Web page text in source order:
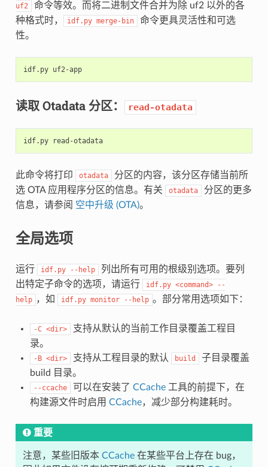
uf2
命令等效。而将二进制文件合并为除 uf2 以外的各
种格式时，
idf.py merge-bin
命令更具灵活性和可选
性。
idf.py uf2-app
读取 Otadata 分区： read-otadata
idf.py read-otadata
此命令将打印 otadata
分区的内容，该分区存储当前所
选 OTA 应用程序分区的信息。有关
otadata
分区的更多
信息，请参阅 空中升级 (OTA)。
全局选项
运行 idf.py --help
列出所有可用的根级别选项。要列
出特定子命令的选项，请运行
idf.py <command>
--
help ，如 idf.py monitor --help 。部分常用选项如下：
-C <dir>
支持从默认的当前工作目录覆盖工程目
录。
-B <dir> 支持从工程目录的默认 build
子目录覆盖
build 目录。
--ccache 可以在安装了 CCache工具的前提下，在
构建源文件时启用 CCache，减少部分构建耗时。
重要
注意，某些旧版本 CCache在某些平台上存在 bug，